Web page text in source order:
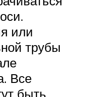
или
трубы
Все
быть